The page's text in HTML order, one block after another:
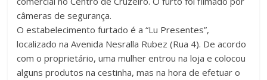
câmeras de segurança.
O estabelecimento furtado é a “Lu Presentes”,
localizado na Avenida Nesralla Rubez (Rua 4). De acordo
com o proprietário, uma mulher entrou na loja e colocou
alguns produtos na cestinha, mas na hora de efetuar o